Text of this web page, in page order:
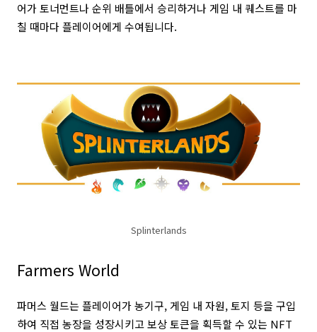
어가 토너먼트나 순위 배틀에서 승리하거나 게임 내 퀘스트를 마
칠 때마다 플레이어에게 수여됩니다.
Splinterlands
Farmers World
파머스 월드는 플레이어가 농기구, 게임 내 자원, 토지 등을 구입
하여 직접 농장을 성장시키고 보상 토큰을 획득할 수 있는 NFT